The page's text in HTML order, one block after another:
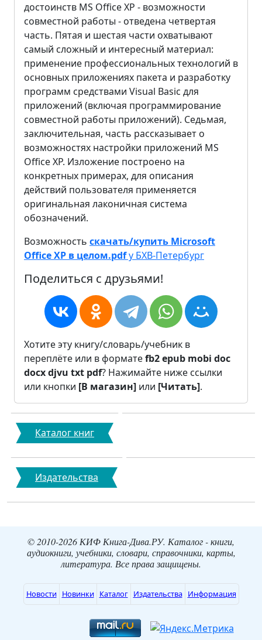
достоинств MS Office XP - возможности
совместной работы - отведена четвертая
часть. Пятая и шестая части охватывают
самый сложный и интересный материал:
применение профессиональных технологий в
основных приложениях пакета и разработку
программ средствами Visual Basic для
приложений (включая программирование
совместной работы приложений). Седьмая,
заключительная, часть рассказывает о
возможностях настройки приложений MS
Office XP. Изложение построено на
конкретных примерах, для описания
действий пользователя применяется
оригинальная лаконичная система
обозначений.
Возможность скачать/купить Microsoft
Office XP в целом.pdfу БХВ-Петербург
Поделиться с друзьями!
Хотите эту книгу/словарь/учебник в
переплёте или в форматеfb2epub mobi doc
docxdjvu txt pdf? Нажимайте ниже ссылки
или кнопки [В магазин] или [Читать].
Каталог книг
Издательства
© 2010-2026 КИФ Книга-Дива.РУ. Каталог - книги,
аудиокниги, учебники, словари, справочники, карты,
литература. Все права защищены.
Новости Новинки Каталог Издательства Информация